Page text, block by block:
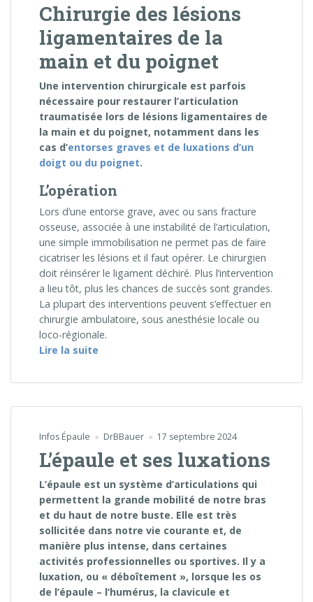
Chirurgie des lésions
ligamentaires de la
main et du poignet
Une intervention chirurgicale est parfois
nécessaire pour restaurer l’articulation
traumatisée lors de lésions ligamentaires de
la main et du poignet, notamment dans les
cas d’entorses graves et de luxations d’un
doigt ou du poignet.
L’opération
Lors d’une entorse grave, avec ou sans fracture
osseuse, associée à une instabilité de l’articulation,
une simple immobilisation ne permet pas de faire
cicatriser les lésions et il faut opérer. Le chirurgien
doit réinsérer le ligament déchiré. Plus l’intervention
a lieu tôt, plus les chances de succès sont grandes.
La plupart des interventions peuvent s’effectuer en
chirurgie ambulatoire, sous anesthésie locale ou
loco-régionale.
Lire la suite
Infos Épaule DrBBauer 17 septembre 2024
L’épaule et ses luxations
L’épaule est un système d’articulations qui
permettent la grande mobilité de notre bras
et du haut de notre buste. Elle est très
sollicitée dans notre vie courante et, de
manière plus intense, dans certaines
activités professionnelles ou sportives. Il y a
luxation, ou « déboîtement », lorsque les os
de l’épaule – l’humérus, la clavicule et